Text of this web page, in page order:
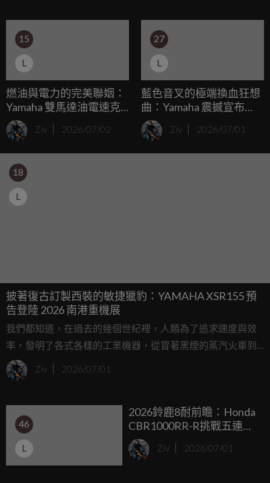
這個名字的重量，顯然不是 73 匹馬力可以輕易承載的。
15
L
燃油與電力的完美聯姻：
Yamaha 雙馬達油電速克
達專利曝光，這次終於不
是狼來了？
Ziv 2026/07/02
27
L
藍色音叉的極端換血狂想
曲：Yamaha 震撼宣布
Jorge Martin 與小椋藍加
盟！
Ziv 2026/07/01
18
L
披著復古訂製西裝的敏捷獵豹：YAMAHA XSR155 預
告登陸 2026 南港重機展
我們都知道，在過去的幾個世紀裡，人類為了追求速度與效
率，發明了各式各樣的工業機器，從冒著黑煙的蒸汽火車到
突破音障的戰鬥機，歷史的巨輪總是無情地向前轉動，往往
把舊時代的浪漫美學遺落在博物館的玻璃櫃裡。
Ziv 2026/07/01
46
L
2026鈴鹿8耐前瞻：Honda
CBR1000RR-R挑戰五連
霸，YAMAHA R1迎來老將
終局之戰！
Ziv 2026/07/01